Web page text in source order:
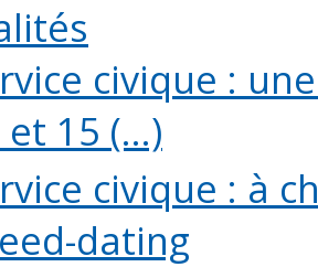
civique :
et 15 (...)
civique : à
dating